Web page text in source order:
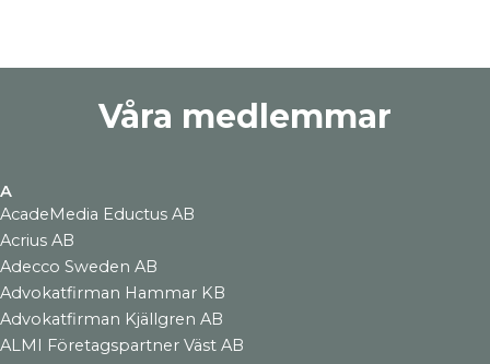
Våra medlemmar
A
AcadeMedia Eductus AB
Acrius AB
Adecco Sweden AB
Advokatfirman Hammar KB
Advokatfirman Kjällgren AB
ALMI Företagspartner Väst AB